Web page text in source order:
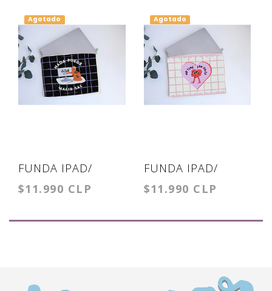
Agotado
FUNDA IPAD/
TABLET NADA
$11.990 CLP
Agotado
FUNDA IPAD/
TABLET NO TIME
$11.990 CLP